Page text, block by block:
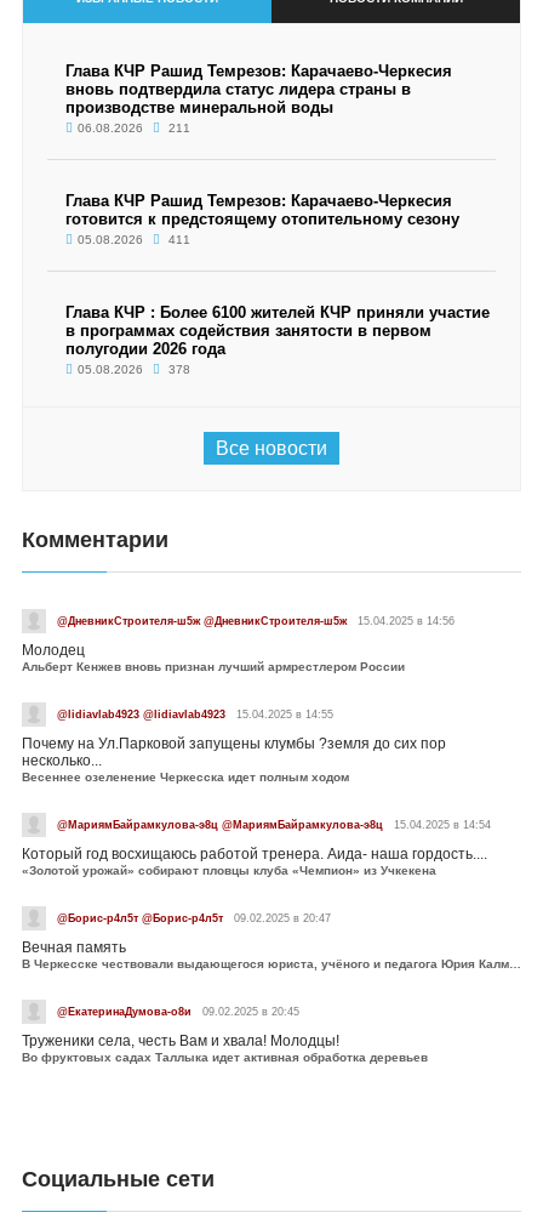
Глава КЧР Рашид Темрезов: Карачаево-Черкесия
вновь подтвердила статус лидера страны в
производстве минеральной воды
06.08.2026 211
Глава КЧР Рашид Темрезов: Карачаево-Черкесия
готовится к предстоящему отопительному сезону
05.08.2026 411
Глава КЧР : Более 6100 жителей КЧР приняли участие
в программах содействия занятости в первом
полугодии 2026 года
05.08.2026 378
Все новости
Комментарии
@ДневникСтроителя-ш5ж @ДневникСтроителя-ш5ж 15.04.2025 в 14:56
Молодец
Альберт Кенжев вновь признан лучший армрестлером России
@lidiavlab4923 @lidiavlab4923 15.04.2025 в 14:55
Почему на Ул.Парковой запущены клумбы ?земля до сих пор
несколько...
Весеннее озеленение Черкесска идет полным ходом
@МариямБайрамкулова-э8ц @МариямБайрамкулова-э8ц 15.04.2025 в 14:54
Который год восхищаюсь работой тренера. Аида- наша гордость....
«Золотой урожай» собирают пловцы клуба «Чемпион» из Учкекена
@Борис-р4л5т @Борис-р4л5т 09.02.2025 в 20:47
Вечная память
В Черкесске чествовали выдающегося юриста, учёного и педагога Юрия Калмыкова
@ЕкатеринаДумова-о8и 09.02.2025 в 20:45
Труженики села, честь Вам и хвала! Молодцы!
Во фруктовых садах Таллыка идет активная обработка деревьев
Социальные сети